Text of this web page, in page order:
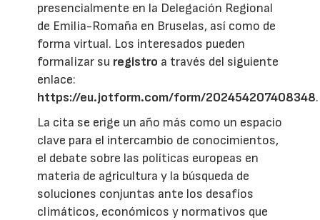
presencialmente en la Delegación Regional
de Emilia-Romaña en Bruselas, así como de
forma virtual. Los interesados pueden
formalizar su registro a través del siguiente
enlace:
https://eu.jotform.com/form/202454207408348.
La cita se erige un año más como un espacio
clave para el intercambio de conocimientos,
el debate sobre las políticas europeas en
materia de agricultura y la búsqueda de
soluciones conjuntas ante los desafíos
climáticos, económicos y normativos que